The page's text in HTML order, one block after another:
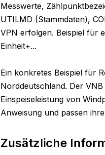
Messwerte,
UTILMD (Stammdaten),
VPN erfolgen. Beispiel für
Einheit+...
Ein konkretes Beispiel für
Norddeutschland. Der
Einspeiseleistung von
Anweisung und passen
Zusätzliche